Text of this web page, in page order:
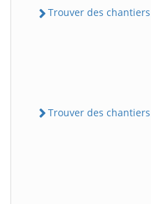
Trouver des chantiers
Trouver des chantiers